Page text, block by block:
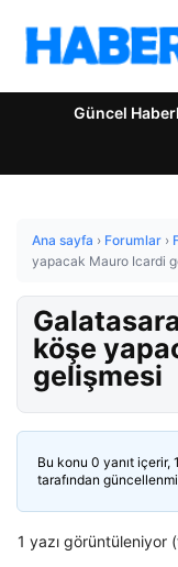
Güncel
Ana sayfa › Forumlar ›
yapacak Mauro Icardi
köşe
gelişmesi
Bu konu 0 yanıt içerir,
tarafından
1 yazı görüntüleniyor